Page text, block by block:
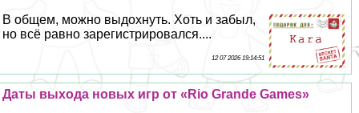
В общем, можно выдохнуть. Хоть и забыл,
но всё равно зарегистрировался....
12 07 2026 19:14:51
Даты выхода новых игр от «Rio Grande Games»